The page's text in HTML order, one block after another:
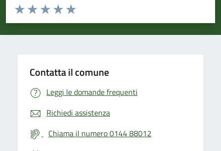
Valuta da 1 a 5 stelle la pagina
Valuta 5 stelle su 5
Valuta 4 stelle su 5
Valuta 3 stelle su 5
Valuta 2 stelle su 5
Valuta 1 stelle su 5
Contatta il comune
Leggi le domande frequenti
Richiedi assistenza
Chiama il numero 0144 88012